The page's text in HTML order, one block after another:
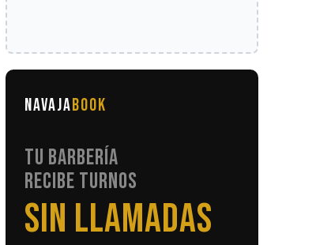
NAVAJABOOK
TU BARBERÍA
RECIBE TURNOS
EN AUTOMÁTICO